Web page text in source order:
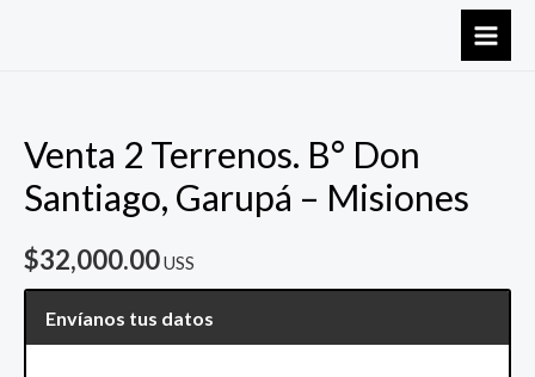
Venta 2 Terrenos. B° Don
Santiago, Garupá – Misiones
$32,000.00USS
Envíanos tus datos